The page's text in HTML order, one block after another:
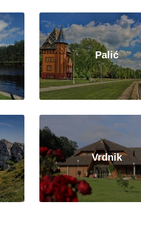
Palić
Vrdnik